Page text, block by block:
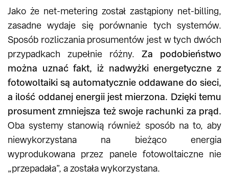
Jako że net-metering został zastąpiony net-billing,
zasadne wydaje się porównanie tych systemów.
Sposób rozliczania prosumentów jest w tych dwóch
przypadkach zupełnie różny. Za podobieństwo
można uznać fakt, iż nadwyżki energetyczne z
fotowoltaiki są automatycznie oddawane do sieci,
a ilość oddanej energii jest mierzona. Dzięki temu
prosument zmniejsza też swoje rachunki za prąd.
Oba systemy stanowią również sposób na to, aby
niewykorzystana na bieżąco energia
wyprodukowana przez panele fotowoltaiczne nie
„przepadała”, a została wykorzystana.